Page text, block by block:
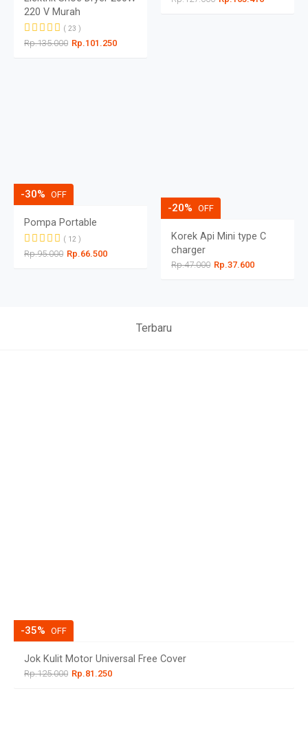
220 V Murah
( 23 )
Rp.135.000 Rp.101.250
-30% OFF
Pompa Portable
( 12 )
Rp.95.000 Rp.66.500
-20% OFF
Korek Api Mini type C
charger
Rp.47.000 Rp.37.600
Terbaru
-35% OFF
Jok Kulit Motor Universal Free Cover
Rp.125.000 Rp.81.250